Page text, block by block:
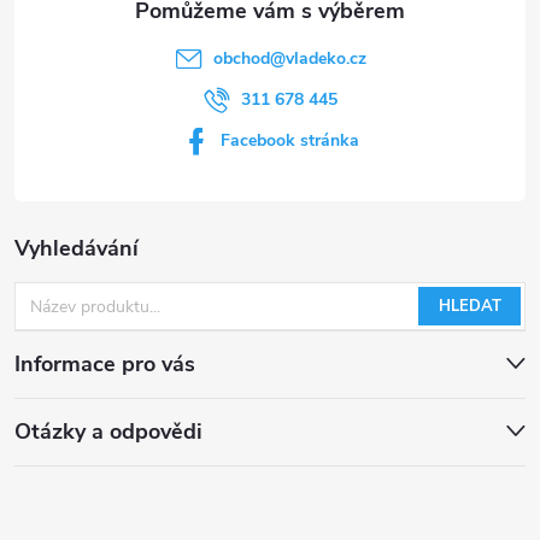
Vyhledávání
HLEDAT
Informace pro vás
Otázky a odpovědi
obchod@vladeko.cz
311 678 445
Facebook stránka